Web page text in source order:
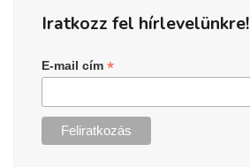
Iratkozz fel hírlevelünkre!
E-mail cím*